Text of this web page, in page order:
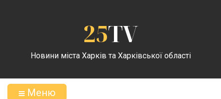
25TV
Новини міста Харків та Харківської області
Меню